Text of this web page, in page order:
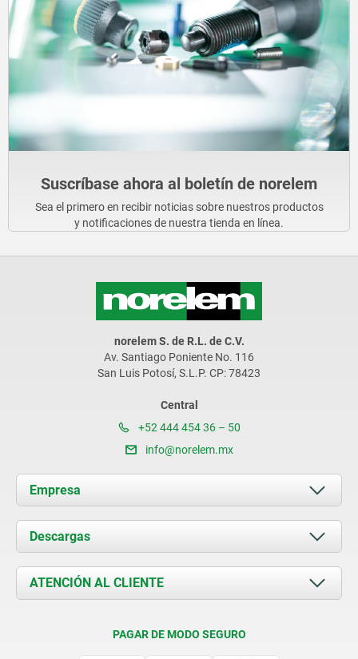
Suscríbase ahora al boletín de norelem
Sea el primero en recibir noticias sobre nuestros productos
y notificaciones de nuestra tienda en línea.
norelem S. de R.L. de C.V.
Av. Santiago Poniente No. 116
San Luis Potosí, S.L.P. CP: 78423
Central
+52 444 454 36 – 50
info@norelem.mx
Empresa
Acerca de nosotros
Novedades
Contacto
Descargas
Documents
ATENCIÓN AL CLIENTE
PAGAR DE MODO SEGURO